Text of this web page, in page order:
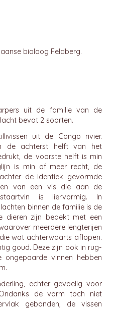
bioloog Feldberg.
uit de familie van de
bevat 2 soorten.
uit de Congo rivier.
de achterst helft van het
de voorste helft is min
is min of meer recht, de
de identiek gevormde
van een vis die aan de
is liervormig. In
binnen de familie is de
dieren zijn bedekt met een
meerdere lengterijen
wat achterwaarts aflopen.
goud. Deze zijn ook in rug-
ongepaarde vinnen hebben
echter gevoelig voor
de vorm toch niet
gebonden, de vissen